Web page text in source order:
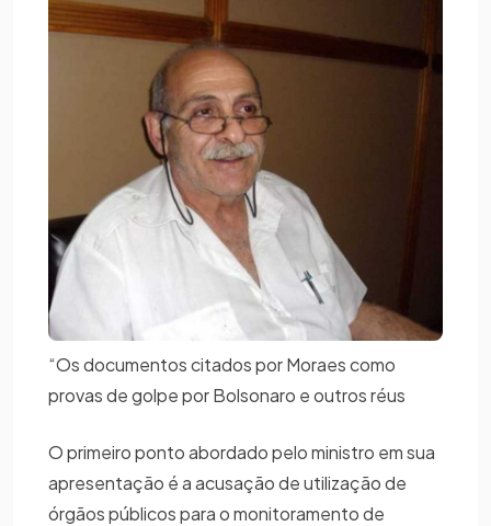
“Os documentos citados por Moraes como
provas de golpe por Bolsonaro e outros réus
O primeiro ponto abordado pelo ministro em sua
apresentação é a acusação de utilização de
órgãos públicos para o monitoramento de